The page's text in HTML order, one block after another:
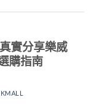
實分享樂威
購指南